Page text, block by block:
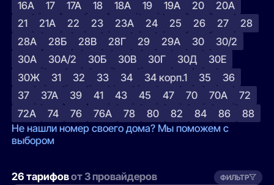
16А
17 17А 18 18А 19 19А 20
20А
21
21А 22 23 23А 24 25 26 27
28
28А
28Б 28В 28Г 29 29А 30
30/2
30А
30А/2 30Б 30В 30Г 30Д
30Е
30Ж
31 32 33 34 34 корп.1 35
36
37
37А 39 41 43 45 47 70 70А
72
72А
74 76 76А 78 80 82 84 86
88
Не нашли номер своего дома? Мы поможем с
выбором
26 тарифовот 3 провайдеров ФИЛЬТР